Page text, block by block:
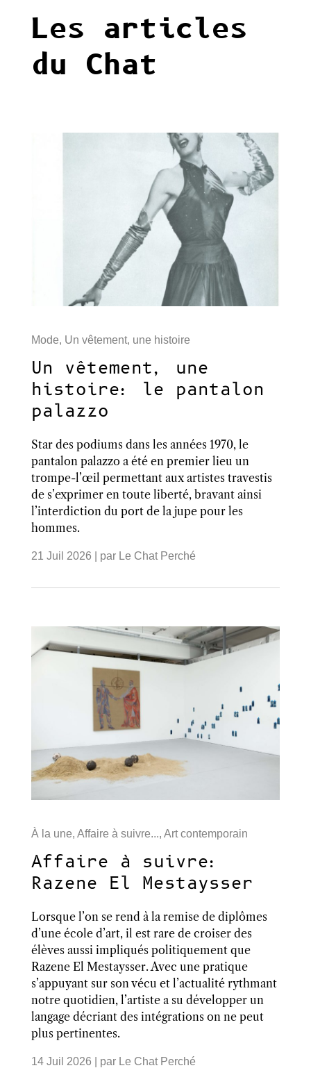
Les articles
du Chat
Mode, Un vêtement, une histoire
Un vêtement, une
histoire: le pantalon
palazzo
Star des podiums dans les années 1970, le
pantalon palazzo a été en premier lieu un
trompe-l’œil permettant aux artistes travestis
de s’exprimer en toute liberté, bravant ainsi
l’interdiction du port de la jupe pour les
hommes.
21 Juil 2026 | par Le Chat Perché
À la une, Affaire à suivre..., Art contemporain
Affaire à suivre:
Razene El Mestaysser
Lorsque l’on se rend à la remise de diplômes
d’une école d’art, il est rare de croiser des
élèves aussi impliqués politiquement que
Razene El Mestaysser. Avec une pratique
s’appuyant sur son vécu et l’actualité rythmant
notre quotidien, l’artiste a su développer un
langage décriant des intégrations on ne peut
plus pertinentes.
14 Juil 2026 | par Le Chat Perché